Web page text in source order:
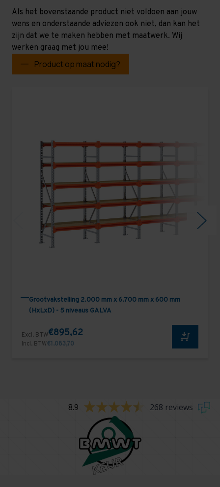
Als het bovenstaande product niet voldoen aan jouw
wens en onderstaande adviezen ook niet, dan kan het
zijn dat we te maken hebben met maatwerk. Wij
werken graag met jou mee!
Product op maat nodig?
Grootvakstelling 2.000 mm x 6.700 mm x 600 mm
(HxLxD) - 5 niveaus GALVA
Excl. BTW€895,62
Incl. BTW€1.083,70
8.9 268 reviews